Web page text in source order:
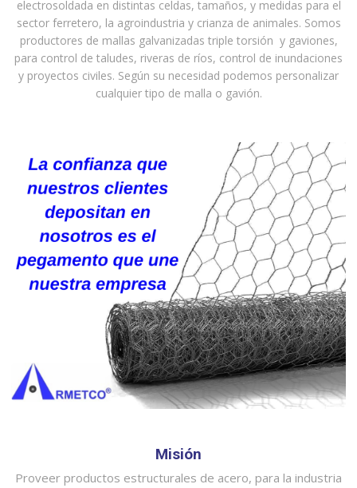
electrosoldada en distintas celdas, tamaños, y medidas para el
sector ferretero, la agroindustria y crianza de animales. Somos
productores de mallas galvanizadas triple torsión y gaviones,
para control de taludes, riveras de ríos, control de inundaciones
y proyectos civiles. Según su necesidad podemos personalizar
cualquier tipo de malla o gavión.
Misión
Proveer productos estructurales de acero, para la industria